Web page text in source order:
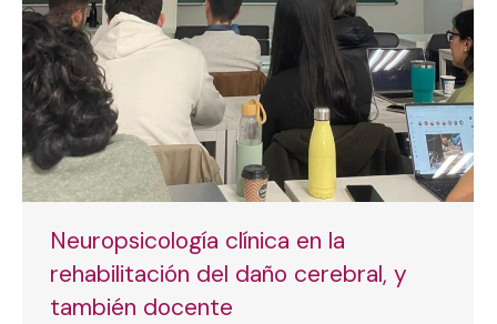
Neuropsicología clínica en la
rehabilitación del daño cerebral, y
también docente